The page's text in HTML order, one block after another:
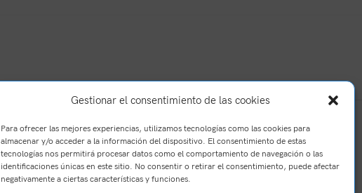
Gestionar el consentimiento de las cookies
Para ofrecer las mejores experiencias, utilizamos tecnologías como las cookies para
almacenar y/o acceder a la información del dispositivo. El consentimiento de estas
tecnologías nos permitirá procesar datos como el comportamiento de navegación o las
identificaciones únicas en este sitio. No consentir o retirar el consentimiento, puede afectar
negativamente a ciertas características y funciones.